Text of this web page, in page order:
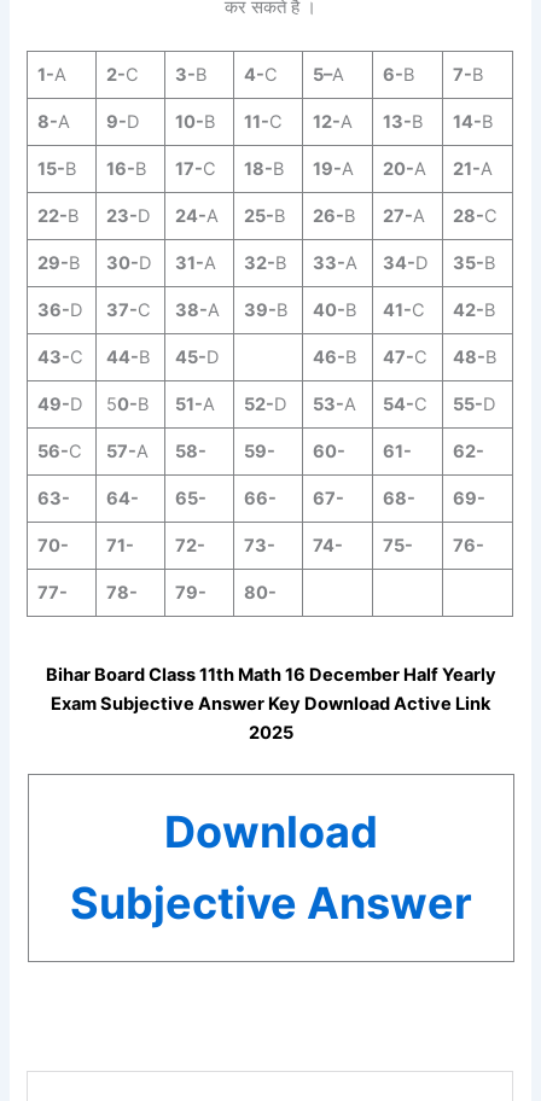
कर सकते है ।
1-A 2-C 3-B 4-C 5–A 6-B 7-B
8-A 9-D 10-B 11-C 12-A 13-B 14-B
15-B 16-B 17-C 18-B 19-A 20-A 21-A
22-B 23-D 24-A 25-B 26-B 27-A 28-C
29-B 30-D 31-A 32-B 33-A 34-D 35-B
36-D 37-C 38-A 39-B 40-B 41-C 42-B
43-C 44-B 45-D 46-B 47-C 48-B
49-D 50-B 51-A 52-D 53-A 54-C 55-D
56-C 57-A 58- 59- 60- 61- 62-
63- 64- 65- 66- 67- 68- 69-
70- 71- 72- 73- 74- 75- 76-
77- 78- 79- 80-
Bihar Board Class 11th Math 16 December Half Yearly
Exam Subjective Answer Key Download Active Link
2025
Download
Subjective Answer